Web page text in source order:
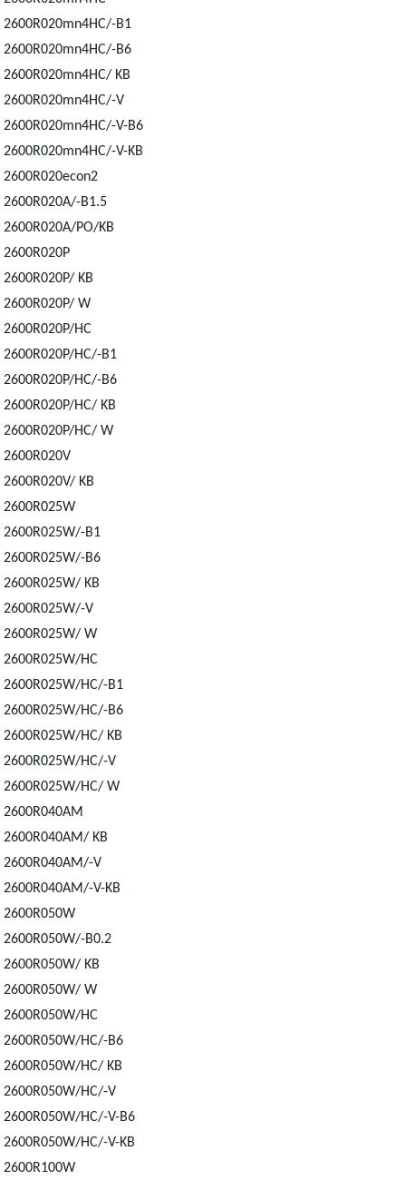
2600R020mn4HC/-B1
2600R020mn4HC/-B6
2600R020mn4HC/ KB
2600R020mn4HC/-V
2600R020mn4HC/-V-B6
2600R020mn4HC/-V-KB
2600R020econ2
2600R020A/-B1.5
2600R020A/PO/KB
2600R020P
2600R020P/ KB
2600R020P/ W
2600R020P/HC
2600R020P/HC/-B1
2600R020P/HC/-B6
2600R020P/HC/ KB
2600R020P/HC/ W
2600R020V
2600R020V/ KB
2600R025W
2600R025W/-B1
2600R025W/-B6
2600R025W/ KB
2600R025W/-V
2600R025W/ W
2600R025W/HC
2600R025W/HC/-B1
2600R025W/HC/-B6
2600R025W/HC/ KB
2600R025W/HC/-V
2600R025W/HC/ W
2600R040AM
2600R040AM/ KB
2600R040AM/-V
2600R040AM/-V-KB
2600R050W
2600R050W/-B0.2
2600R050W/ KB
2600R050W/ W
2600R050W/HC
2600R050W/HC/-B6
2600R050W/HC/ KB
2600R050W/HC/-V
2600R050W/HC/-V-B6
2600R050W/HC/-V-KB
2600R100W